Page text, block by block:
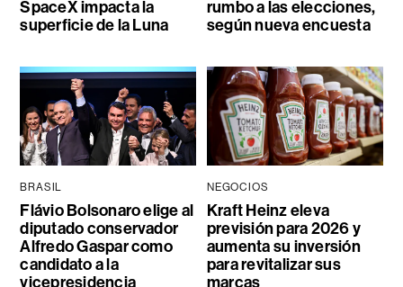
SpaceX impacta la
superficie de la Luna
rumbo a las elecciones,
según nueva encuesta
BRASIL
Flávio Bolsonaro elige al
diputado conservador
Alfredo Gaspar como
candidato a la
vicepresidencia
NEGOCIOS
Kraft Heinz eleva
previsión para 2026 y
aumenta su inversión
para revitalizar sus
marcas